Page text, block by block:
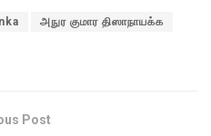
அநுர குமார திஸாநாயக்க
Post